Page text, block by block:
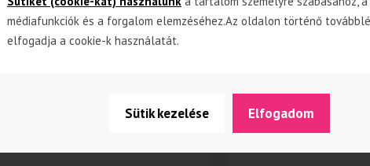
médiafunkciók és a forgalom elemzéséhez.Az oldalon történő
elfogadja a cookie-k használatát.
Sütik kezelése Elfogadom